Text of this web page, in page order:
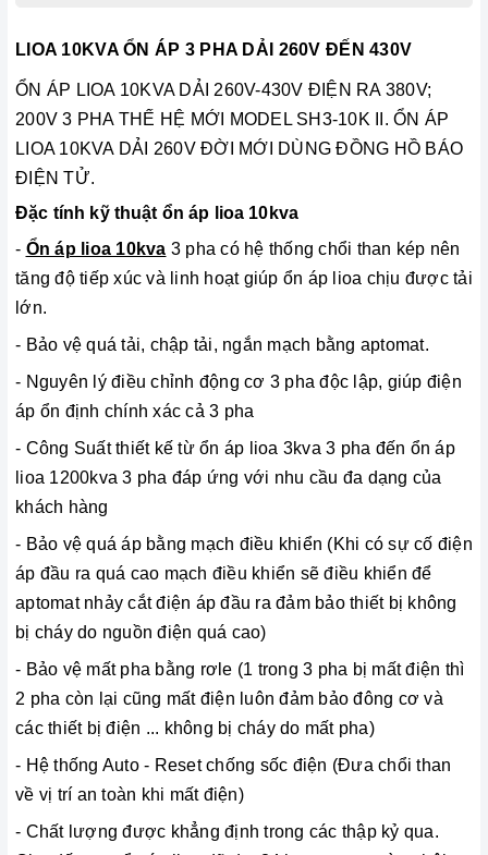
LIOA 10KVA ỔN ÁP 3 PHA DẢI 260V ĐẾN 430V
ỔN ÁP LIOA 10KVA DẢI 260V-430V ĐIỆN RA 380V;
200V 3 PHA THẾ HỆ MỚI MODEL SH3-10K II. ỔN ÁP
LIOA 10KVA DẢI 260V ĐỜI MỚI DÙNG ĐỒNG HỒ BÁO
ĐIỆN TỬ.
Đặc tính kỹ thuật ổn áp lioa 10kva
- Ổn áp lioa 10kva 3 pha có hệ thống chổi than kép nên
tăng độ tiếp xúc và linh hoạt giúp ổn áp lioa chịu được tải
lớn.
- Bảo vệ quá tải, chập tải, ngắn mạch bằng aptomat.
- Nguyên lý điều chỉnh động cơ 3 pha độc lập, giúp điện
áp ổn định chính xác cả 3 pha
- Công Suất thiết kế từ ổn áp lioa 3kva 3 pha đến ổn áp
lioa 1200kva 3 pha đáp ứng với nhu cầu đa dạng của
khách hàng
- Bảo vệ quá áp bằng mạch điều khiển (Khi có sự cố điện
áp đầu ra quá cao mạch điều khiển sẽ điều khiển để
aptomat nhảy cắt điện áp đầu ra đảm bảo thiết bị không
bị cháy do nguồn điện quá cao)
- Bảo vệ mất pha bằng rơle (1 trong 3 pha bị mất điện thì
2 pha còn lại cũng mất điện luôn đảm bảo đông cơ và
các thiết bị điện ... không bị cháy do mất pha)
- Hệ thống Auto - Reset chống sốc điện (Đưa chổi than
về vị trí an toàn khi mất điện)
- Chất lượng được khẳng định trong các thập kỷ qua.